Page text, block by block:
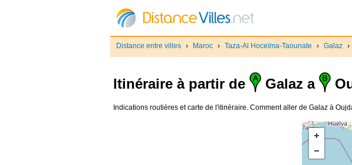
Distance entre villes › Maroc › Taza-Al Hoceïma-Taounate › Galaz ›
Itinéraire à partir de Galaz a
Indications routières et carte de l'itinéraire. Comment aller de Galaz à